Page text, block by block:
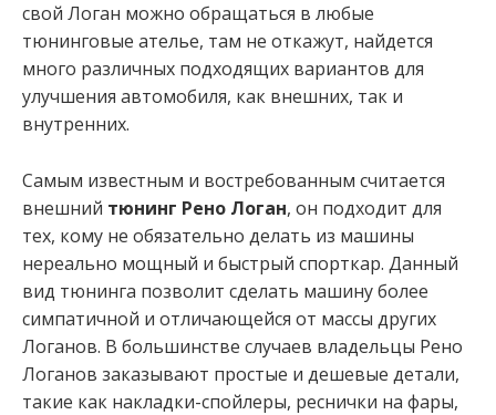
свой Логан можно обращаться в любые
тюнинговые ателье, там не откажут, найдется
много различных подходящих вариантов для
улучшения автомобиля, как внешних, так и
внутренних.
Самым известным и востребованным считается
внешний тюнинг Рено Логан, он подходит для
тех, кому не обязательно делать из машины
нереально мощный и быстрый спорткар. Данный
вид тюнинга позволит сделать машину более
симпатичной и отличающейся от массы других
Логанов. В большинстве случаев владельцы Рено
Логанов заказывают простые и дешевые детали,
такие как накладки-спойлеры, реснички на фары,